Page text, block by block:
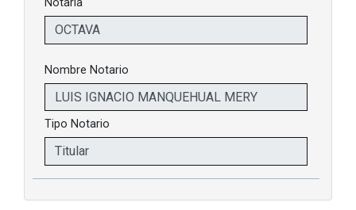
Notaría
Nombre Notario
Tipo Notario